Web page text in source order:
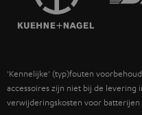
ULTIMA
FANSHOP
NIEUWKOMERS
TEUFEL STORY
DUURZAAMHEID
POLEN
ITALIË
'Kennelijke' (typ)fouten
accessoires zijn niet bij de levering
verwijderingskosten voor batterijen